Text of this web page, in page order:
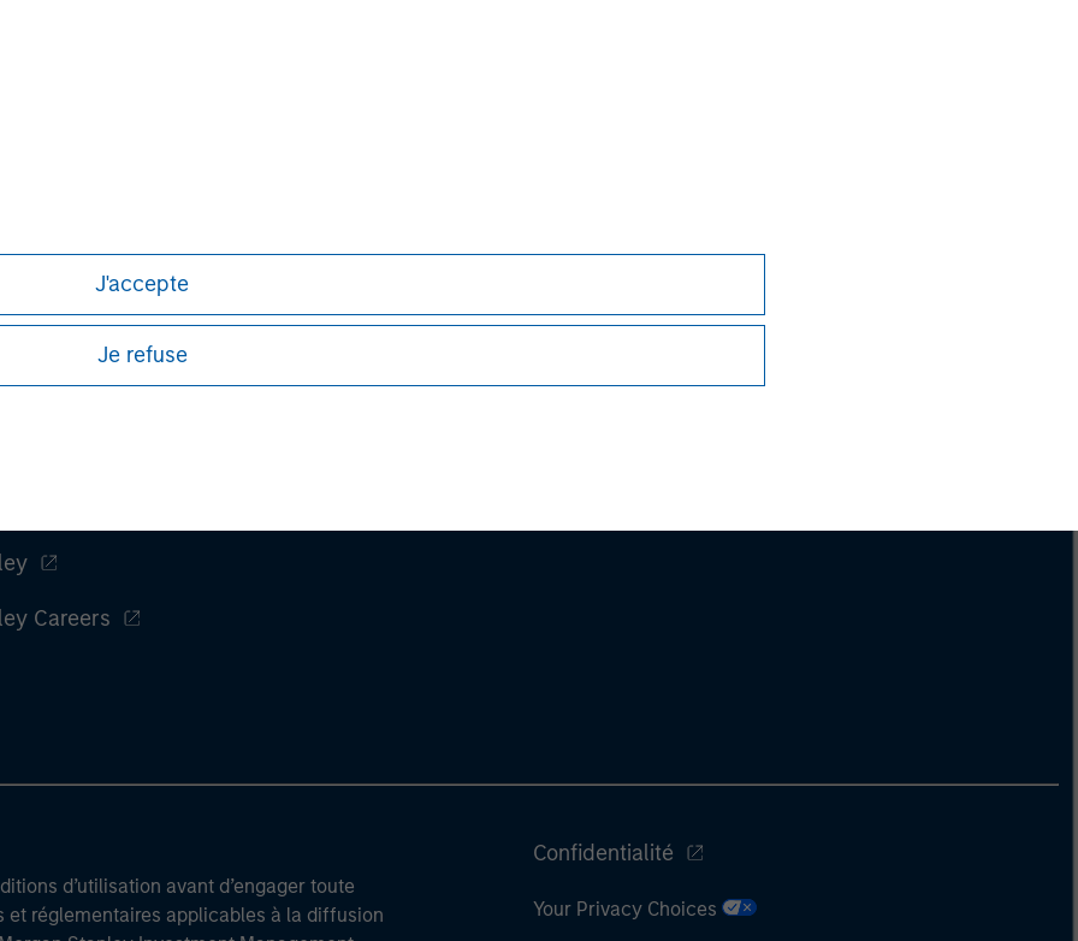
J'accepte
Je refuse
Dan Callahan, CFA
Vice President
Careers
d’utilisation avant d’engager toute
réglementaires applicables à la diffusion
Confidentialité
Your Privacy Choices